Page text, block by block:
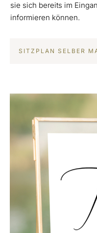
sie sich bereits im
informieren können.
SITZPLAN SELBER